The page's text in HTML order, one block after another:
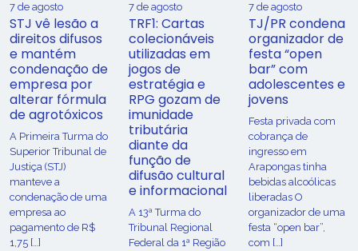
7 de agosto
STJ vê lesão a
direitos difusos
e mantém
condenação de
empresa por
alterar fórmula
de agrotóxicos
​A Primeira Turma do
Superior Tribunal de
Justiça (STJ)
manteve a
condenação de uma
empresa ao
pagamento de R$
1,75 […]
7 de agosto
TRF1: Cartas
colecionáveis
utilizadas em
jogos de
estratégia e
RPG gozam de
imunidade
tributária
diante da
função de
difusão cultural
e informacional
A 13ª Turma do
Tribunal Regional
Federal da 1ª Região
7 de agosto
TJ/PR condena
organizador de
festa “open
bar” com
adolescentes e
jovens
Festa privada com
cobrança de
ingresso em
Arapongas tinha
bebidas alcoólicas
liberadas O
organizador de uma
festa “open bar”,
com […]